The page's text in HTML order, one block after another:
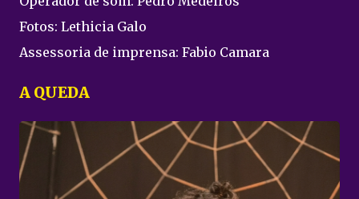
Fotos: Lethicia Galo
Assessoria de imprensa: Fabio Camara
A QUEDA